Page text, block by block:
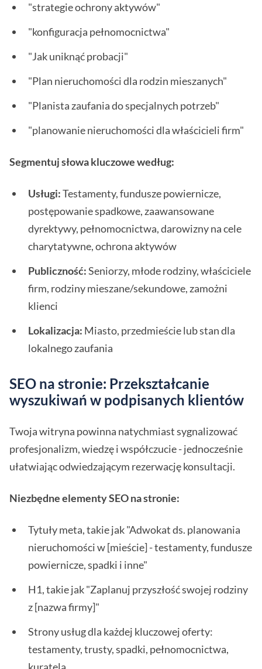
"strategie ochrony aktywów"
"konfiguracja pełnomocnictwa"
"Jak uniknąć probacji"
"Plan nieruchomości dla rodzin mieszanych"
"Planista zaufania do specjalnych potrzeb"
"planowanie nieruchomości dla właścicieli firm"
Segmentuj słowa kluczowe według:
Usługi:Testamenty, fundusze powiernicze,
postępowanie spadkowe, zaawansowane
dyrektywy, pełnomocnictwa, darowizny na cele
charytatywne, ochrona aktywów
Publiczność:Seniorzy, młode rodziny, właściciele
firm, rodziny mieszane/sekundowe, zamożni
klienci
Lokalizacja: Miasto, przedmieście lub stan dla
lokalnego zaufania
SEO na stronie: Przekształcanie
wyszukiwań w podpisanych klientów
Twoja witryna powinna natychmiast sygnalizować
profesjonalizm, wiedzę i współczucie - jednocześnie
ułatwiając odwiedzającym rezerwację konsultacji.
Niezbędne elementy SEO na stronie:
Tytuły meta, takie jak "Adwokat ds. planowania
nieruchomości w [mieście] - testamenty, fundusze
powiernicze, spadki i inne"
H1, takie jak "Zaplanuj przyszłość swojej rodziny
z [nazwa firmy]"
Strony usług dla każdej kluczowej oferty:
testamenty, trusty, spadki, pełnomocnictwa,